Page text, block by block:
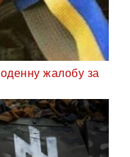
жалобу за